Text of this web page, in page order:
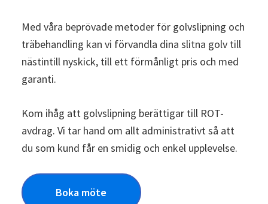
Med våra beprövade metoder för golvslipning och
träbehandling kan vi förvandla dina slitna golv till
nästintill nyskick, till ett förmånligt pris och med
garanti.
Kom ihåg att golvslipning berättigar till ROT-
avdrag. Vi tar hand om allt administrativt så att
du som kund får en smidig och enkel upplevelse.
Boka möte